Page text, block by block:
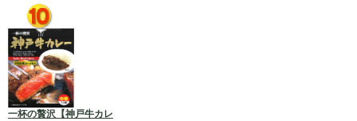
一杯の贅沢【神戸牛カレ